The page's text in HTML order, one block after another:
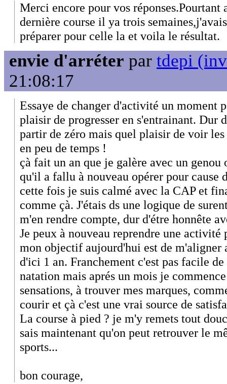
Merci encore pour vos réponses.Pourtant
dernière course il ya trois
préparer pour celle la et voila le résultat.
envie d'arréter par tdepi
21:08:17
Essaye de changer d'activité un moment
plaisir de progresser en s'entrainant. Dur
partir de zéro mais quel plaisir de voir
en peu de temps !
çà fait un an que je galère avec un genou
qu'il a fallu à nouveau opérer pour cause
cette fois je suis calmé avec la CAP et
comme çà. J'étais ds une logique de
m'en rendre compte, dur d'étre honnête
Je peux à nouveau reprendre une
mon objectif aujourd'hui est de m'aligner
d'ici 1 an. Franchement c'est pas facile
natation mais aprés un mois je
sensations, à trouver mes marques,
courir et çà c'est une vrai source de
La course à pied ? je m'y remets tout
sais maintenant qu'on peut retrouver le
sports...
bon courage,